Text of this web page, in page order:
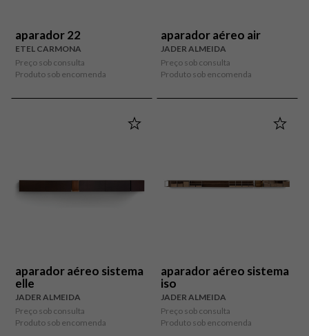
aparador 22
ETEL CARMONA
Preço sob consulta
Produto sob encomenda
aparador aéreo air
JADER ALMEIDA
Preço sob consulta
Produto sob encomenda
aparador aéreo sistema
elle
JADER ALMEIDA
Preço sob consulta
Produto sob encomenda
aparador aéreo sistema
iso
JADER ALMEIDA
Preço sob consulta
Produto sob encomenda